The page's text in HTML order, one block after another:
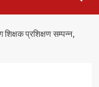
शिक्षक प्रशिक्षण सम्पन्न,